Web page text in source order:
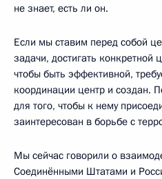
не знает, есть ли он.
Если мы ставим перед собой
задачи, достигать конкретной
чтобы быть эффективной,
координации центр и создан.
для того, чтобы к нему
заинтересован в борьбе с
Мы сейчас говорили о
Соединёнными Штатами и